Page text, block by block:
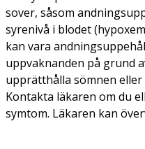
sover, såsom
syrenivå i blodet
kan vara
uppvaknanden på grund
upprätthålla sömnen
Kontakta läkaren om du
symtom. Läkaren kan